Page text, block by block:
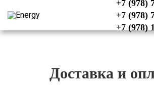
+7 (978)
+7 (978)
+7 (978)
Доставка и